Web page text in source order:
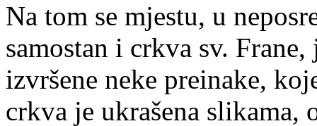
Na tom se mjestu, u
samostan i crkva sv.
izvršene neke preinake,
crkva je ukrašena